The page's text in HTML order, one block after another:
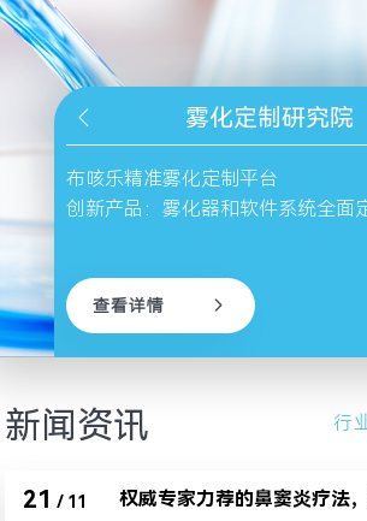
雾化定制研究院
布咳乐精准雾化定制平台
创新产品：雾化器和软件系统全面
查看详情
新闻资讯 行
21 / 11